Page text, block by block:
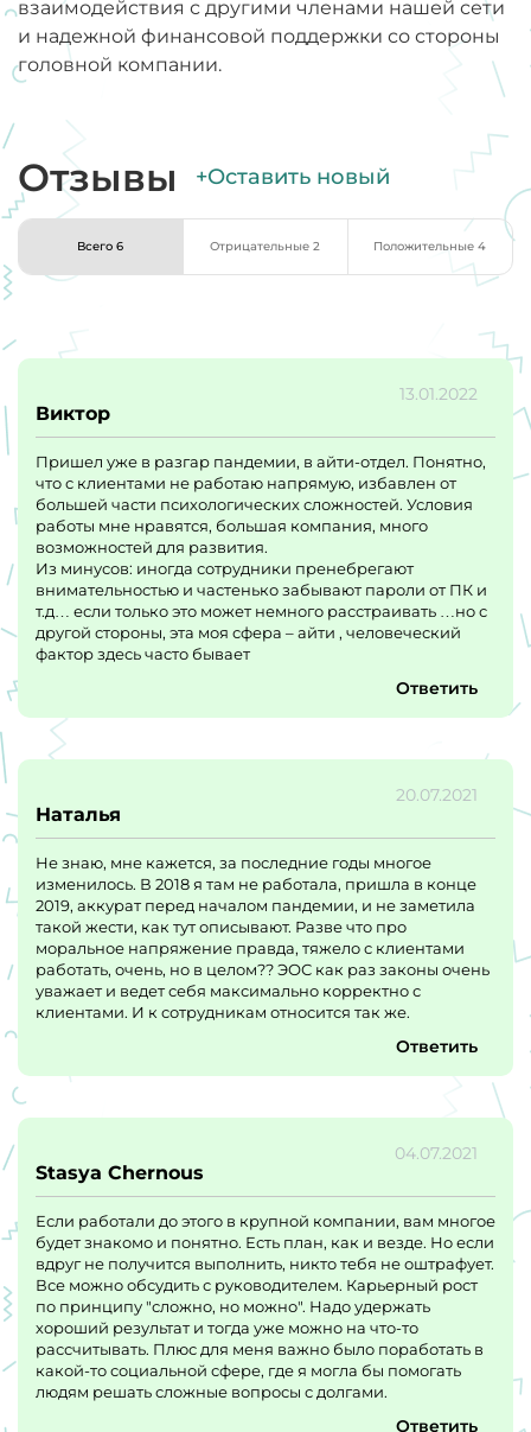
взаимодействия с другими членами нашей сети
и надежной финансовой поддержки со стороны
головной компании.
Отзывы +Оставить новый
Всего 6 Отрицательные 2 Положительные 4
13.01.2022
Виктор
Пришел уже в разгар пандемии, в айти-отдел. Понятно,
что с клиентами не работаю напрямую, избавлен от
большей части психологических сложностей. Условия
работы мне нравятся, большая компания, много
возможностей для развития.
Из минусов: иногда сотрудники пренебрегают
внимательностью и частенько забывают пароли от ПК и
т.д… если только это может немного расстраивать …но с
другой стороны, эта моя сфера – айти , человеческий
фактор здесь часто бывает
Ответить
20.07.2021
Наталья
Не знаю, мне кажется, за последние годы многое
изменилось. В 2018 я там не работала, пришла в конце
2019, аккурат перед началом пандемии, и не заметила
такой жести, как тут описывают. Разве что про
моральное напряжение правда, тяжело с клиентами
работать, очень, но в целом?? ЭОС как раз законы очень
уважает и ведет себя максимально корректно с
клиентами. И к сотрудникам относится так же.
Ответить
04.07.2021
Stasya Chernous
Если работали до этого в крупной компании, вам многое
будет знакомо и понятно. Есть план, как и везде. Но если
вдруг не получится выполнить, никто тебя не оштрафует.
Все можно обсудить с руководителем. Карьерный рост
по принципу "сложно, но можно". Надо удержать
хороший результат и тогда уже можно на что-то
рассчитывать. Плюс для меня важно было поработать в
какой-то социальной сфере, где я могла бы помогать
людям решать сложные вопросы с долгами.
Ответить